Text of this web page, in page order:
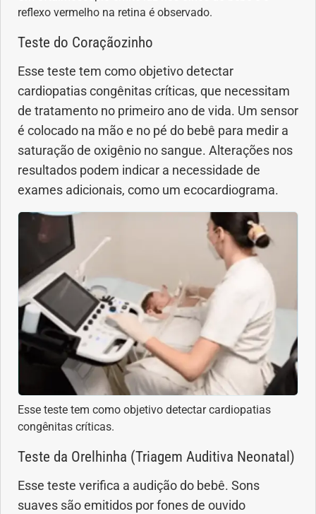
reflexo vermelho na retina é observado.
Teste do Coraçãozinho
Esse teste tem como objetivo detectar
cardiopatias congênitas críticas, que necessitam
de tratamento no primeiro ano de vida. Um sensor
é colocado na mão e no pé do bebê para medir a
saturação de oxigênio no sangue. Alterações nos
resultados podem indicar a necessidade de
exames adicionais, como um ecocardiograma.
Esse teste tem como objetivo detectar cardiopatias
congênitas críticas.
Teste da Orelhinha (Triagem Auditiva Neonatal)
Esse teste verifica a audição do bebê. Sons
suaves são emitidos por fones de ouvido